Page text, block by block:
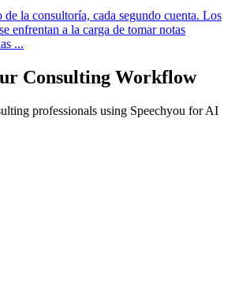
de la consultoría, cada segundo cuenta. Los
enfrentan a la carga de tomar notas
...
Consulting Workflow
professionals using Speechyou for AI